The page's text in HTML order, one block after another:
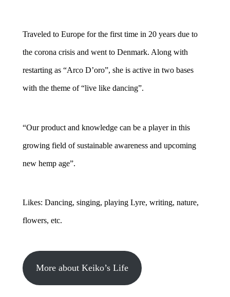
Traveled to Europe for the first time in 20 years due to
the corona crisis and went to Denmark. Along with
restarting as “Arco D’oro”, she is active in two bases
with the theme of “live like dancing”.
“Our product and knowledge can be a player in this
growing field of sustainable awareness and upcoming
new hemp age”.
Likes: Dancing, singing, playing Lyre, writing, nature,
flowers, etc.
More about Keiko’s Life